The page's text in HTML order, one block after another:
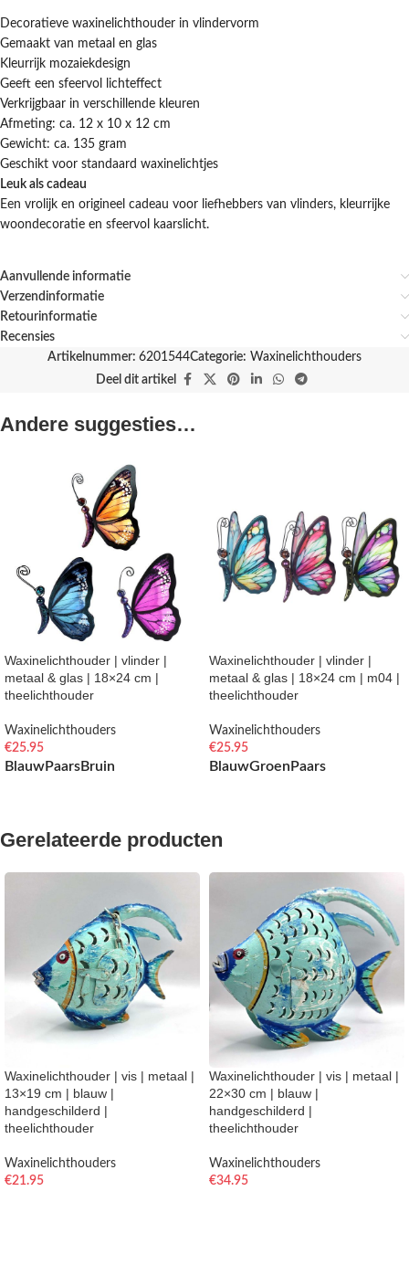
Decoratieve waxinelichthouder in vlindervorm
Gemaakt van metaal en glas
Kleurrijk mozaiekdesign
Geeft een sfeervol lichteffect
Verkrijgbaar in verschillende kleuren
Afmeting: ca. 12 x 10 x 12 cm
Gewicht: ca. 135 gram
Geschikt voor standaard waxinelichtjes
Leuk als cadeau
Een vrolijk en origineel cadeau voor liefhebbers van vlinders, kleurrijke
woondecoratie en sfeervol kaarslicht.
Aanvullende informatie
Verzendinformatie
Retourinformatie
Recensies
Artikelnummer: 6201544Categorie: Waxinelichthouders
Deel dit artikel
Andere suggesties…
Waxinelichthouder | vlinder |
metaal & glas | 18×24 cm |
theelichthouder
Waxinelichthouders
€25.95
BlauwPaarsBruin
Waxinelichthouder | vlinder |
metaal & glas | 18×24 cm | m04 |
theelichthouder
Waxinelichthouders
€25.95
BlauwGroen Paars
Gerelateerde producten
Waxinelichthouder | vis | metaal |
13×19 cm | blauw |
handgeschilderd |
theelichthouder
Waxinelichthouders
€21.95
Waxinelichthouder | vis | metaal |
22×30 cm | blauw |
handgeschilderd |
theelichthouder
Waxinelichthouders
€34.95